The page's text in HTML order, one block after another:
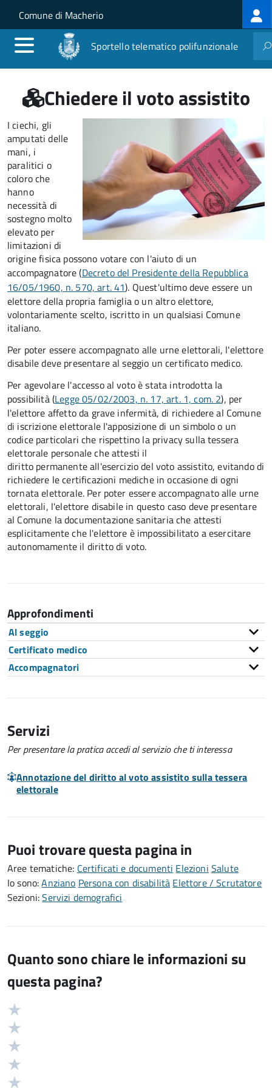
Salta al contenuto principale
Skip to site navigation
Comune di Macherio
Sportello telematico polifunzionale
Chiedere il voto assistito
I ciechi, gli
amputati delle
mani, i
paralitici o
coloro che
hanno
necessità di
sostegno molto
elevato per
limitazioni di
origine fisica possono votare con l'aiuto di un
accompagnatore (Decreto del Presidente della Repubblica
16/05/1960, n. 570, art. 41). Quest'ultimo deve essere un
elettore della propria famiglia o un altro elettore,
volontariamente scelto, iscritto in un qualsiasi Comune
italiano.
Per poter essere accompagnato alle urne elettorali, l'elettore
disabile deve presentare al seggio un certificato medico.
Per agevolare l'accesso al voto è stata introdotta la
possibilità (Legge 05/02/2003, n. 17, art. 1, com. 2), per
l'elettore affetto da grave infermità, di richiedere al Comune
di iscrizione elettorale l'apposizione di un simbolo o un
codice particolari che rispettino la privacy sulla tessera
elettorale personale che attesti il
diritto permanente all'esercizio del voto assistito, evitando di
richiedere le certificazioni mediche in occasione di ogni
tornata elettorale. Per poter essere accompagnato alle urne
elettorali, l'elettore disabile in questo caso deve presentare
al Comune la documentazione sanitaria che attesti
esplicitamente che l'elettore è impossibilitato a esercitare
autonomamente il diritto di voto.
Approfondimenti
Al seggio
Certificato medico
Accompagnatori
Servizi
Per presentare la pratica accedi al servizio che ti interessa
Annotazione del diritto al voto assistito sulla tessera
elettorale
Puoi trovare questa pagina in
Aree tematiche: Certificati e documenti Elezioni Salute
Io sono:Anziano Persona con disabilità Elettore / Scrutatore
Sezioni:Servizi demografici
Quanto sono chiare le informazioni su
questa pagina?
Valutazione